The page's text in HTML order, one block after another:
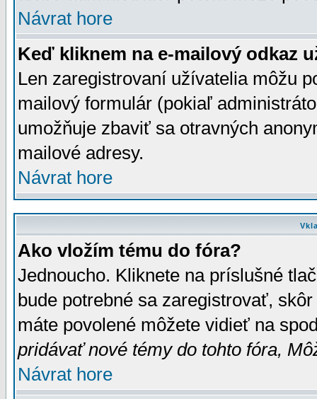
Návrat hore
Keď kliknem na e-mailový odkaz
Len zaregistrovaní užívatelia môžu
mailový formulár (pokiaľ
umožňuje zbaviť sa otravných
mailové adresy.
Návrat hore
Ako vložím tému do fóra?
Jednoucho. Kliknete na príslušné
bude potrebné sa zaregistrovať,
máte povolené môžete vidieť na
pridávať nové témy do tohto fóra,
Návrat hore